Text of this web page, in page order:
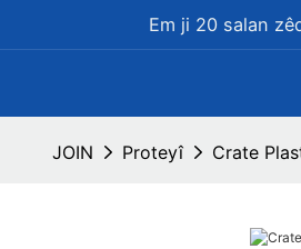
Em ji 20 salan
JOIN Proteyî Crate